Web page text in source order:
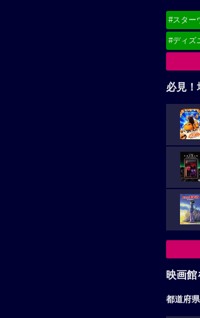
#スター
#ディズ
必見！
映画館
都道府